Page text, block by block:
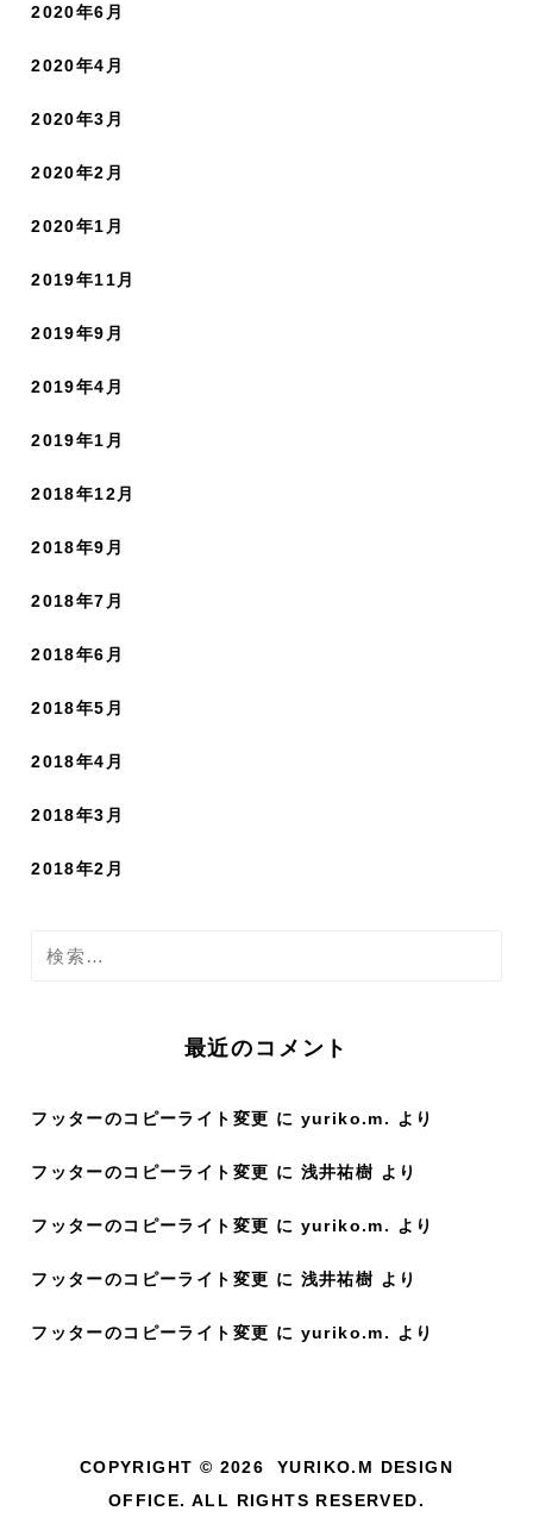
2020年6月
2020年4月
2020年3月
2020年2月
2020年1月
2019年11月
2019年9月
2019年4月
2019年1月
2018年12月
2018年9月
2018年7月
2018年6月
2018年5月
2018年4月
2018年3月
2018年2月
検
最近のコメント
フッターのコピーライト変更 に yuriko.m. より
フッターのコピーライト変更 に 浅井祐樹 より
フッターのコピーライト変更 に yuriko.m. より
フッターのコピーライト変更 に 浅井祐樹 より
フッターのコピーライト変更 に yuriko.m. より
COPYRIGHT © 2026 YURIKO.M DESIGN
OFFICE. ALL RIGHTS RESERVED.